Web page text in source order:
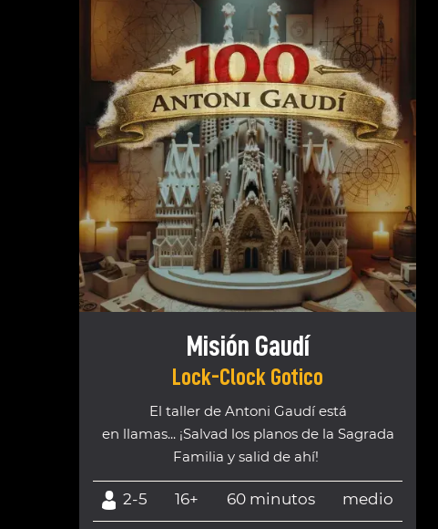
Misión Gaudí
Lock-Clock Gotico
El taller de Antoni Gaudí está
en llamas... ¡Salvad los planos de la Sagrada
Familia y salid de ahí!
2-5 16+ 60 minutos medio